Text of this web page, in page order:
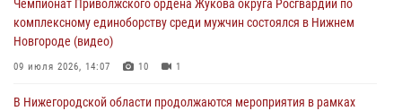
Чемпионат Приволжского ордена Жукова округа Росгвардии по
комплексному единоборству среди мужчин состоялся в Нижнем
Новгороде (видео)
09 июля 2026, 14:07 10 1
В Нижегородской области продолжаются мероприятия в рамках